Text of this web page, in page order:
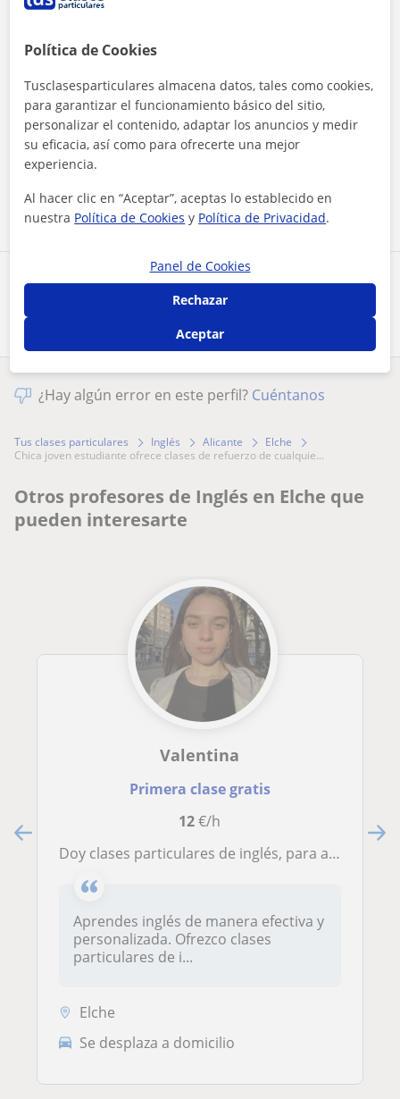
Comparte a este profesor
Al hacer clic, aceptas nuestro aviso legal privacidad
Contactar ahora
¿Hay algún error en este perfil? Cuéntanos
Tus clases particulares Inglés Alicante
Elche
chica joven estudiante ofrece clases de refuerzo de cualquie...
Otros profesores de Inglés en Elche que
pueden interesarte
Valentina
Primera clase gratis
12€/h
Doy clases particulares de inglés, para apoyo escolar
Aprendes inglés de manera efectiva y
personalizada. Ofrezco clases
particulares de i...
Elche
Se desplaza a domicilio
Política de Cookies
Tusclasesparticulares almacena datos, tales como cookies,
para garantizar el funcionamiento básico del sitio,
personalizar el contenido, adaptar los anuncios y medir
su eficacia, así como para ofrecerte una mejor
experiencia.
Al hacer clic en “Aceptar”, aceptas lo establecido en
nuestra Política de Cookies y Política de Privacidad.
Panel de Cookies
Rechazar
Aceptar